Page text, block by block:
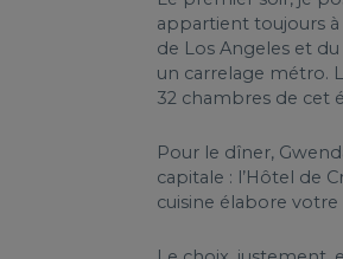
appartient toujours
de Los Angeles et
un carrelage métro.
32 chambres de cet
Pour le dîner,
capitale : l’Hôtel de
cuisine élabore